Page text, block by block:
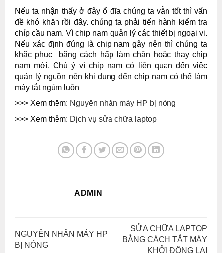
Nếu ta nhận thấy ở đây ổ đĩa chúng ta vẫn tốt thì vấn
đề khó khăn rồi đây. chúng ta phải tiến hành kiểm tra
chíp cầu nam. Vì chip nam quản lý các thiết bị ngoại vi.
Nếu xác định đúng là chip nam gây nên thì chúng ta
khắc phục bằng cách hấp làm chân hoặc thay chip
nam mới. Chú ý vì chip nam có liên quan đến việc
quản lý nguồn nên khi đụng đến chip nam có thể làm
máy tắt ngủm luôn
>>> Xem thêm: Nguyên nhân máy HP bị nóng
>>> Xem thêm: Dịch vụ sửa chữa laptop
ADMIN
NGUYÊN NHÂN MÁY HP
BỊ NÓNG
SỬA CHỮA LAPTOP
BẰNG CÁCH TẮT MÁY
KHỞI ĐỘNG LẠI